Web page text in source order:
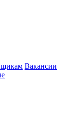
Вакансии